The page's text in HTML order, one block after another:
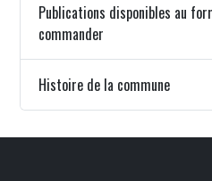
Publications disponibles au
commander
Histoire de la commune